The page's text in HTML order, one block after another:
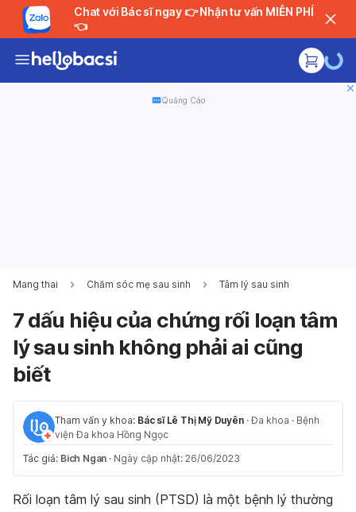
Chat với Bác sĩ ngay 👉 Nhận tư vấn MIỄN PHÍ
👈
Quảng Cáo
Mang thai Chăm sóc mẹ sau sinh Tâm lý sau sinh
7 dấu hiệu của chứng rối loạn tâm
lý sau sinh không phải ai cũng
biết
Tham vấn y khoa: Bác sĩ Lê Thị Mỹ Duyên ·Đa khoa · Bệnh
viện Đa khoa Hồng Ngọc
Tác giả: Bich Ngan · Ngày cập nhật: 26/06/2023
Rối loạn tâm lý sau sinh (PTSD) là một bệnh lý thường